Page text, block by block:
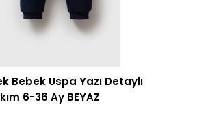
Bebek Uspa Yazı Detaylı
6-36 Ay BEYAZ